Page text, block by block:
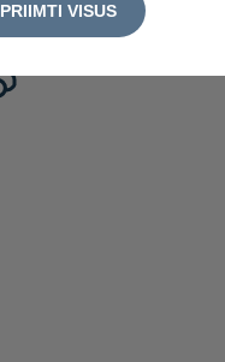
PRIIMTI VISUS